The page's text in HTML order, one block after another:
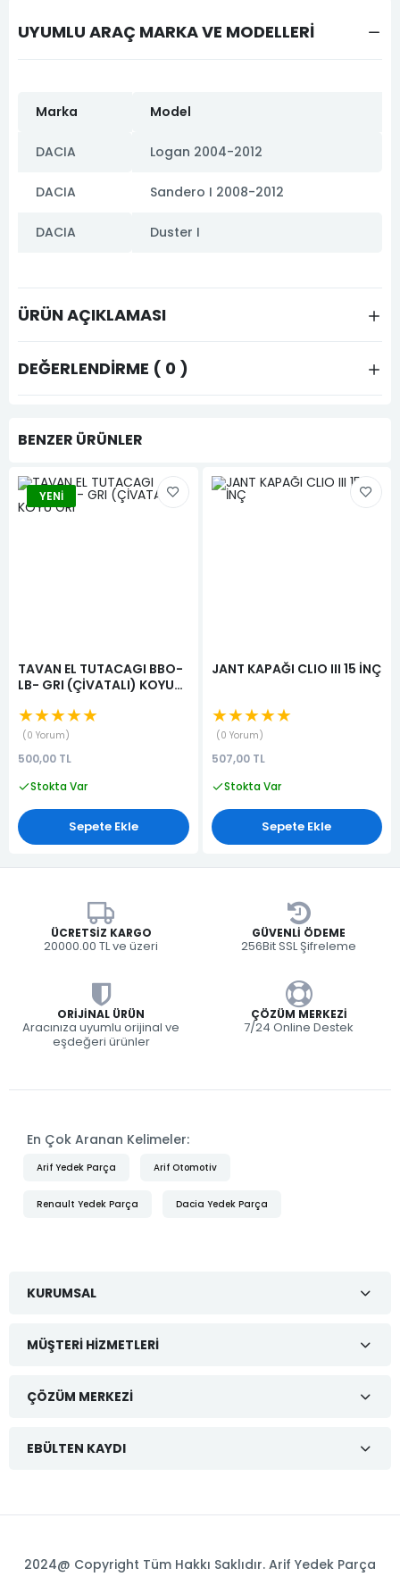
UYUMLU ARAÇ MARKA VE MODELLERİ
Marka Model
DACIA Logan 2004-2012
DACIA Sandero I 2008-2012
DACIA Duster I
ÜRÜN AÇIKLAMASI
DEĞERLENDIRME ( 0 )
BENZER ÜRÜNLER
YENI
TAVAN EL TUTACAGI BBO-
LB- GRI (ÇİVATALI) KOYU
★★★★★
0 Yorum
500,00 TL
Stokta Var
Sepete Ekle
JANT KAPAĞI CLIO III 15 İNÇ
★★★★★
0 Yorum
507,00 TL
Stokta Var
Sepete Ekle
ÜCRETSIZ KARGO
20000.00 TL ve üzeri
GÜVENLI ÖDEME
256Bit SSL Şifreleme
ORIJINAL ÜRÜN
Aracınıza uyumlu orijinal ve
eşdeğeri ürünler
ÇÖZÜM MERKEZI
7/24 Online Destek
En Çok Aranan Kelimeler:
Arif Yedek Parça Arif Otomotiv
Renault Yedek Parça Dacia Yedek Parça
KURUMSAL
MÜŞTERI HIZMETLERI
ÇÖZÜM MERKEZI
EBÜLTEN KAYDI
2024@ Copyright Tüm Hakkı Saklıdır. Arif Yedek Parça